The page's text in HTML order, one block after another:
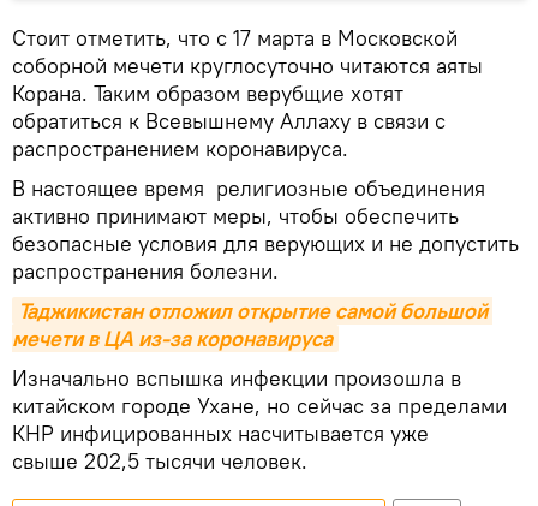
Стоит отметить, что с 17 марта в Московской
соборной мечети круглосуточно читаются аяты
Корана. Таким образом верубщие хотят
обратиться к Всевышнему Аллаху в связи с
распространением коронавируса.
В настоящее время религиозные объединения
активно принимают меры, чтобы обеспечить
безопасные условия для верующих и не допустить
распространения болезни.
Таджикистан отложил открытие самой большой
мечети в ЦА из-за коронавируса
Изначально вспышка инфекции произошла в
китайском городе Ухане, но сейчас за пределами
КНР инфицированных насчитывается уже
свыше 202,5 тысячи человек.